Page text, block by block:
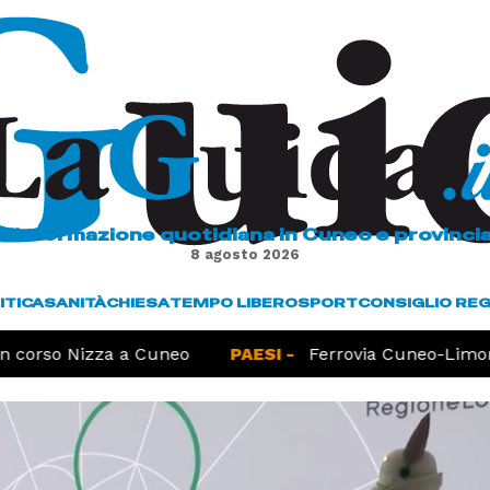
L'informazione quotidiana in Cuneo e
8 agosto 2026
SANITÀCHIESATEMPO LIBEROSPORTCONSIGLIO
Nizza a Cuneo PAESI - Ferrovia Cuneo-